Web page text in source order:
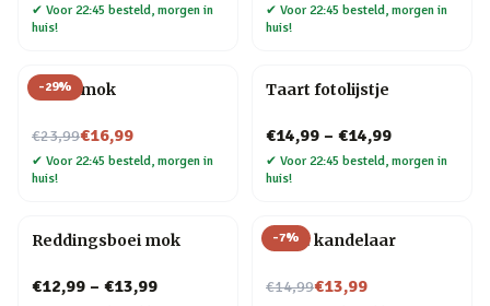
✔ Voor 22:45 besteld, morgen in
huis!
✔ Voor 22:45 besteld, morgen in
huis!
-29%
Taart mok
€23,99
Nu voor€16,99
✔ Voor 22:45 besteld, morgen in
huis!
Taart fotolijstje
€14,99 – €14,99
✔ Voor 22:45 besteld, morgen in
huis!
Reddingsboei mok
€12,99 – €13,99
-7%
Taart kandelaar
€14,99
Nu voor€13,99